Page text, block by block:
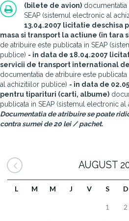
(bilete de avion)
SEAP (sistemul electronic al
13.04.2007 licitatie deschisa
masa si transport la actiune (in tara
de atribuire este publicata in SEAP
publice) - in data de 18.04.2007
servicii de transport international
documentatia de atribuire este
al achizitiilor publice) - in data de
pentru tiparituri (carti, albume)
publicata in SEAP (sistemul electronic
Documentatia de atribuire se poate
contra sumei de 20 lei / pachet.
AUGUST
L M M J V S D
1 2